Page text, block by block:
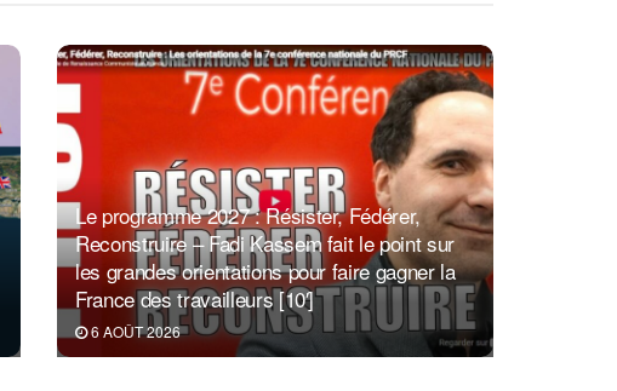
Le programme 2027 : Résister, Fédérer,
Reconstruire – Fadi Kassem fait le point sur
les grandes orientations pour faire gagner la
France des travailleurs [10′]
6 AOÛT 2026